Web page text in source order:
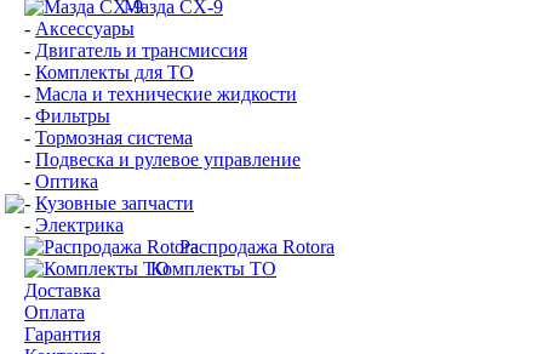
Мазда СХ-9
- Аксессуары
- Двигатель и трансмиссия
- Комплекты для ТО
- Масла и технические жидкости
- Фильтры
- Тормозная система
- Подвеска и рулевое управление
- Оптика
- Кузовные запчасти
- Электрика
Распродажа Rotora
Комплекты ТО
Доставка
Оплата
Гарантия